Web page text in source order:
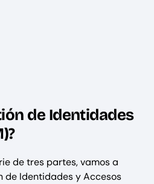
de Identidades
de tres partes, vamos a
de Identidades y Accesos